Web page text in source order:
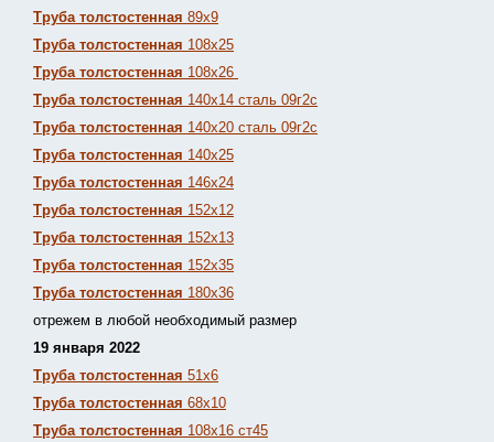
Труба толстостенная 89х9
Труба толстостенная 108х25
Труба толстостенная 108х26
Труба толстостенная 140х14 сталь 09г2с
Труба толстостенная 140х20 сталь 09г2с
Труба толстостенная 140х25
Труба толстостенная 146х24
Труба толстостенная 152х12
Труба толстостенная 152х13
Труба толстостенная 152х35
Труба толстостенная 180х36
отрежем в любой необходимый размер
19 января 2022
Труба толстостенная 51х6
Труба толстостенная 68х10
Труба толстостенная 108х16 ст45